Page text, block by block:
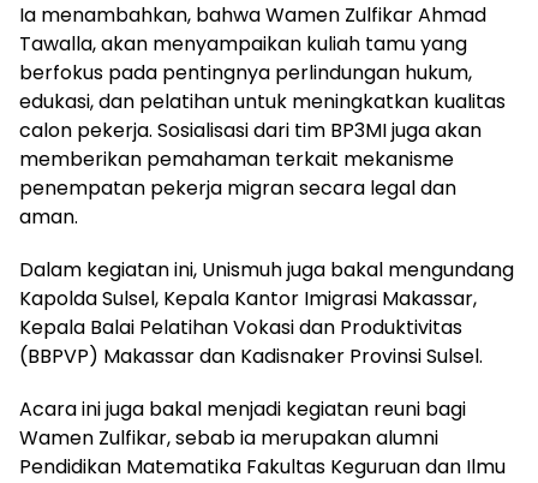
Ia menambahkan, bahwa Wamen Zulfikar Ahmad
Tawalla, akan menyampaikan kuliah tamu yang
berfokus pada pentingnya perlindungan hukum,
edukasi, dan pelatihan untuk meningkatkan kualitas
calon pekerja. Sosialisasi dari tim BP3MI juga akan
memberikan pemahaman terkait mekanisme
penempatan pekerja migran secara legal dan
aman.
Dalam kegiatan ini, Unismuh juga bakal mengundang
Kapolda Sulsel, Kepala Kantor Imigrasi Makassar,
Kepala Balai Pelatihan Vokasi dan Produktivitas
(BBPVP) Makassar dan Kadisnaker Provinsi Sulsel.
Acara ini juga bakal menjadi kegiatan reuni bagi
Wamen Zulfikar, sebab ia merupakan alumni
Pendidikan Matematika Fakultas Keguruan dan Ilmu